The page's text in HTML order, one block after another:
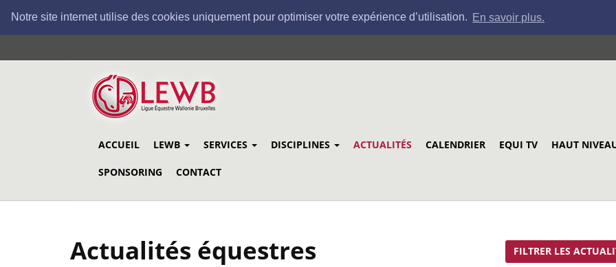
Notre site internet utilise des cookies uniquement pour optimiser votre expérience d’utilisation. En savoir plus.
au
ACCUEIL LEWB SERVICES DISCIPLINES ACTUALITÉS CALENDRIER EQUI TV HAUT
SPONSORING CONTACT
Actualités équestres FILTRER LES